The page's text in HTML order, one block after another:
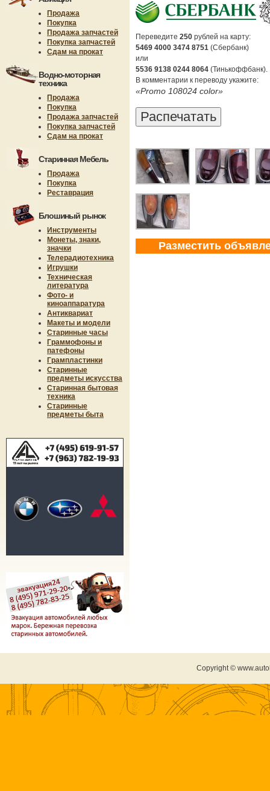
Продажа
Покупка
Продажа запчастей
Покупка запчастей
Сдам на прокат
Водно-моторная
техника
Продажа
Покупка
Продажа запчастей
Покупка запчастей
Сдам на прокат
Старинная Мебель
Продажа
Покупка
Реставрация
Блошиный рынок
Инструменты
Монеты, знаки,
значки
Телерадиотехника
Игрушки
Техническая
литература
Фото- и
киноаппаратура
Антиквариат
Макеты и модели
Старинные часы
Граммофоны и
патефоны
Грампластинки
Старинные
предметы искусства
Старинная бытовая
техника
Старинные
предметы быта
Переведите 250 рублей на карту:
5469 4000 3474 8751 (Сбербанк)
или
5536 9138 0244 8064 (Тинькоффбанк).
В комментарии к переводу укажите:
«Promo 108024 color»
Разместить
Copyright ©